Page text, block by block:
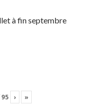
à fin septembre
95 › »